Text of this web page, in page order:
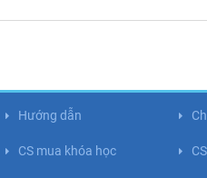
Hướng dẫn
CS mua khóa học